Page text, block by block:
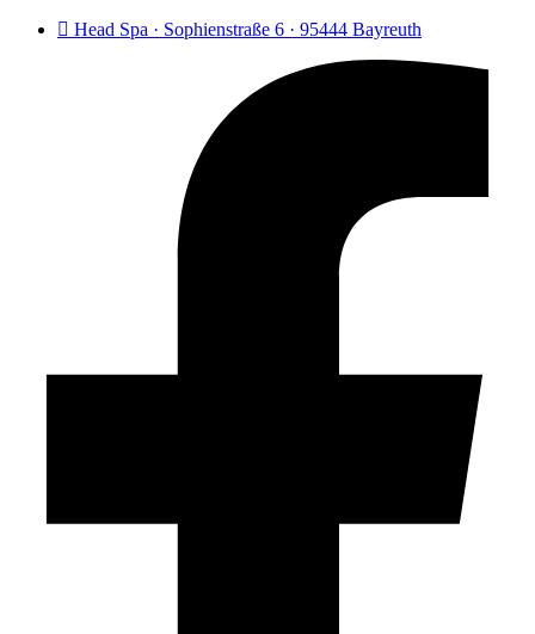
Head Spa · Sophienstraße 6 · 95444 Bayreuth